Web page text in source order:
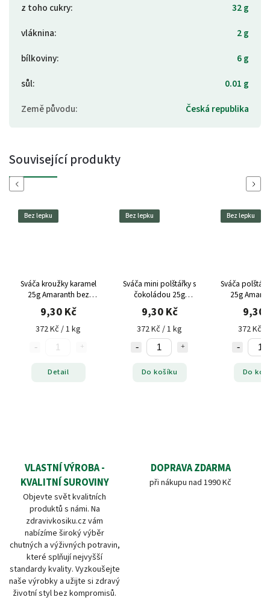
z toho cukry:
32 g
vláknina:
2 g
bílkoviny:
6 g
sůl:
0.01 g
Země původu: Česká republika
Související produkty
Previous
Bez lepku
Sváča kroužky karamel
25g Amaranth bez
lepku
9,30 Kč
372 Kč / 1 kg
Detail
Bez lepku
Sváča mini polštářky s
čokoládou 25g
Amaranth bez lepku
9,30 Kč
372 Kč / 1 kg
Do košíku
Bez lepku
Sváča
25g
lepku
9,30
372 Kč /
Do
Next
VLASTNÍ VÝROBA -
KVALITNÍ SUROVINY
Objevte svět kvalitních
produktů s námi. Na
zdravivkosiku.cz vám
nabízíme široký výběr
chutných a výživných potravin,
které splňují nejvyšší
standardy kvality. Vyzkoušejte
naše výrobky a užijte si zdravý
životní styl bez kompromisů.
DOPRAVA ZDARMA
při nákupu nad 1990 Kč